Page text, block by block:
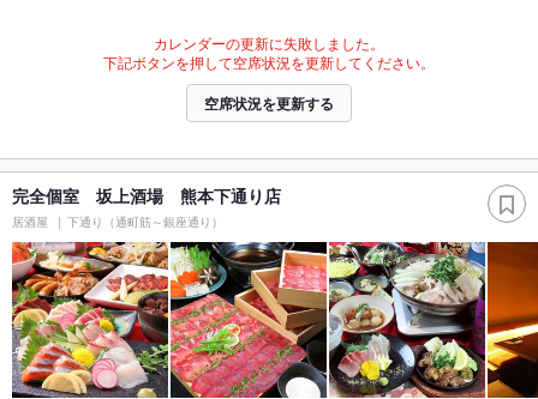
カレンダーの更新に失敗しました。
下記ボタンを押して空席状況を更新してください。
空席状況を更新する
完全個室 坂上酒場 熊本下通り店
居酒屋 下通り（通町筋～銀座通り）